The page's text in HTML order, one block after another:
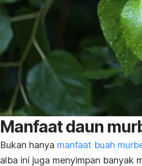
Manfaat daun
Bukan hanya manfaat buah
alba ini juga menyimpan banyak